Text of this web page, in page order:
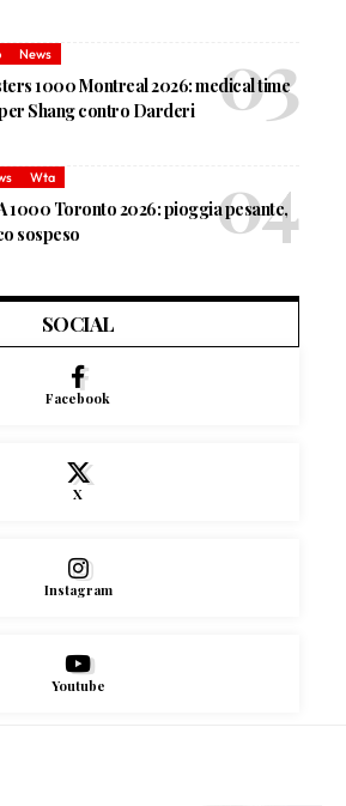
News
1000 Montreal 2026: medical time
Shang contro Darderi
Wta
1000 Toronto 2026: pioggia pesante,
sospeso
SOCIAL
Facebook
X
Instagram
Youtube